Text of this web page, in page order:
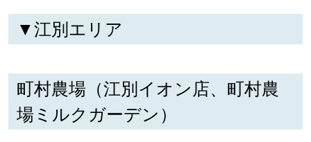
▼江別エリア
町村農場（江別イオン店、町村農
場ミルクガーデン）